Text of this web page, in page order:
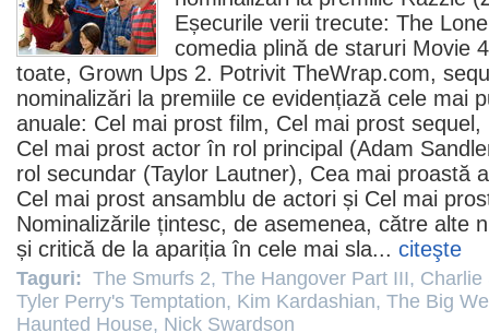
Eșecurile verii trecute: The
comedia plină de staruri Movie
toate, Grown Ups 2. Potrivit TheWrap.com,
nominalizări la premiile ce evidențiază cele mai
anuale: Cel mai prost film, Cel mai prost
Cel mai prost actor în rol principal (Adam
rol secundar (Taylor Lautner), Cea mai proastă
Cel mai prost ansamblu de actori și Cel mai
Nominalizările țintesc, de asemenea, către alte
și critică de la apariția în cele mai sla... citeşte
Taguri: The Smurfs 2, The Hangover Part III, Charlie
Tyler Perry's Temptation, Kim Kardashian, The Big
Haunted House, Nick Swardson